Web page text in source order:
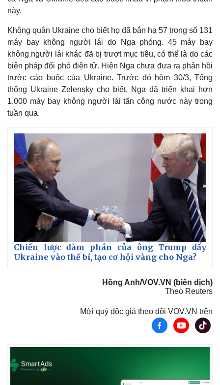
Quan sát
Cuộc sống đó đây
Hồ sơ
Multimedia
Video
Ảnh
E-Magazine
này.
Không quân Ukraine cho biết họ đã bắn hạ 57 trong số 131
máy bay không người lái do Nga phóng. 45 máy bay
không người lái khác đã bị trượt mục tiêu, có thể là do các
biện pháp đối phó điện tử. Hiện Nga chưa đưa ra phản hồi
trước cáo buộc của Ukraine. Trước đó hôm 30/3, Tổng
thống Ukraine Zelensky cho biết, Nga đã triển khai hơn
1.000 máy bay không người lái tấn công nước này trong
tuần qua.
Chiến lược đàm phán của ông Trump đẩy
Ukraine vào thế bí, tạo cơ hội vàng cho Nga?
Hồng Anh/VOV.VN (biên dịch)
Theo Reuters
Mời quý độc giả theo dõi VOV.VN trên